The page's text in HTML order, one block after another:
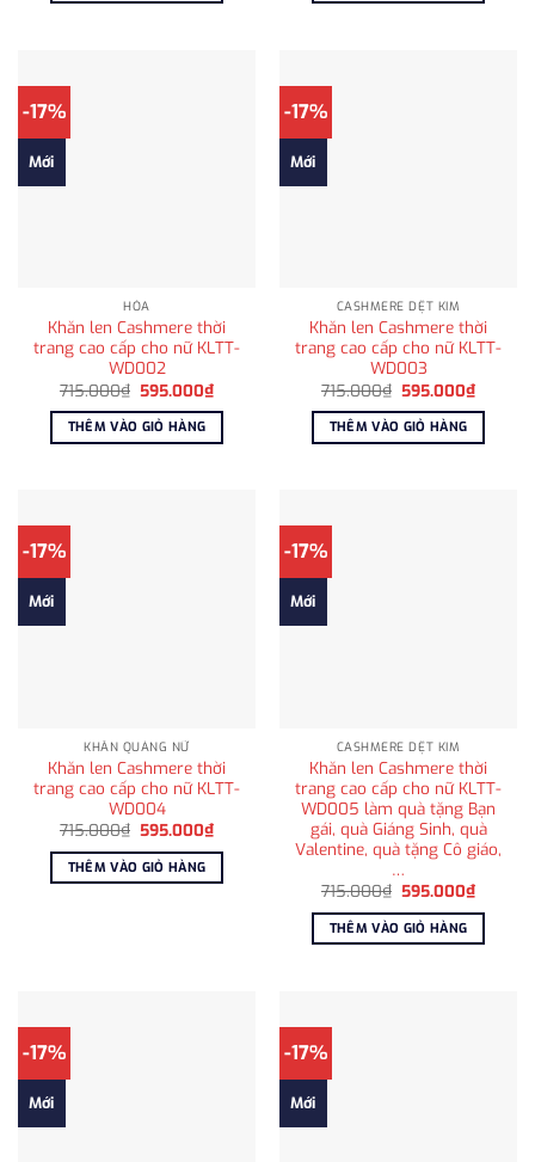
1.250.000₫.
-17%
Mới
HỎA
Khăn len Cashmere thời
trang cao cấp cho nữ KLTT-
WD002
715.000₫ Giá
là:
715.000₫.
595.000₫Giá
hiện
tại
595.000₫.
THÊM VÀO GIỎ HÀNG
-17%
Mới
CASHMERE DỆT KIM
Khăn len Cashmere thời
trang cao cấp cho nữ KLTT-
WD003
715.000₫ Giá
là:
715.000₫.
595.000₫Giá
hiện
tại
THÊM VÀO GIỎ HÀNG
-17%
Mới
KHĂN QUÀNG NỮ
Khăn len Cashmere thời
trang cao cấp cho nữ KLTT-
WD004
715.000₫ Giá
là:
715.000₫.
595.000₫Giá
hiện
tại
595.000₫.
THÊM VÀO GIỎ HÀNG
-17%
Mới
CASHMERE DỆT KIM
Khăn len Cashmere thời
trang cao cấp cho nữ KLTT-
WD005 làm quà tặng Bạn
gái, quà Giáng Sinh, quà
Valentine, quà tặng Cô giáo,
…
715.000₫ Giá
là:
715.000₫.
595.000₫Giá
hiện
tại
THÊM VÀO GIỎ HÀNG
-17%
Mới
-17%
Mới